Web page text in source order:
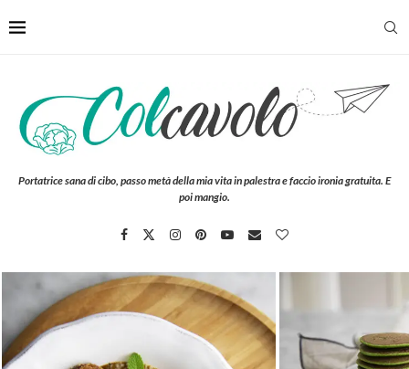
Portatrice sana di cibo, passo metà della mia vita in palestra e faccio ironia gratuita. E
poi mangio.